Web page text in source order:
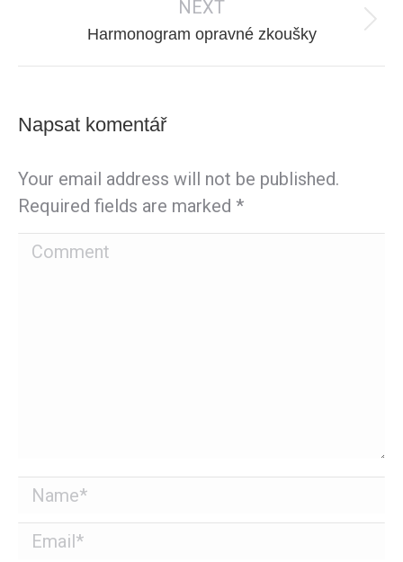
NEXT
Next
Harmonogram opravné zkoušky
Napsat komentář
Your email address will not be published.
Required fields are marked *
Comment
Name *
Email *